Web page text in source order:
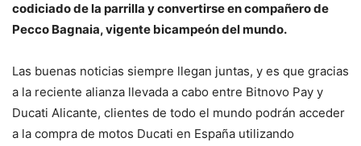
codiciado de la parrilla y convertirse en compañero de
Pecco Bagnaia, vigente bicampeón del mundo.
Las buenas noticias siempre llegan juntas, y es que gracias
a la reciente alianza llevada a cabo entre Bitnovo Pay y
Ducati Alicante, clientes de todo el mundo podrán acceder
a la compra de motos Ducati en España utilizando